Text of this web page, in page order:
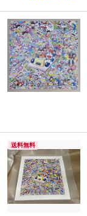
送料無料